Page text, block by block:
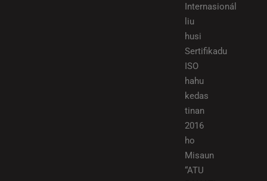
Internasionál
liu
husi
Sertifikadu
ISO
hahu
kedas
tinan
2016
ho
Misaun
“ATU